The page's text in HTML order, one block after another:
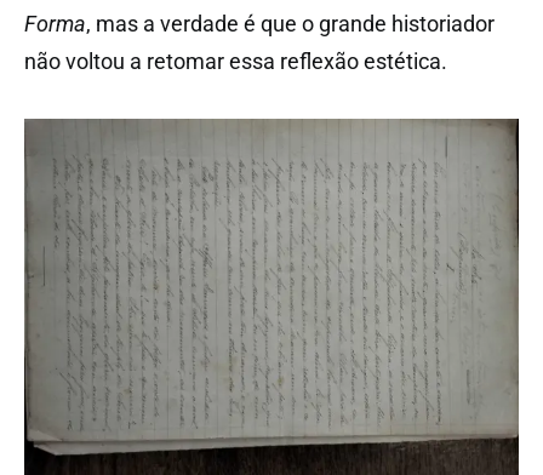
Forma, mas a verdade é que o grande historiador
não voltou a retomar essa reflexão estética.